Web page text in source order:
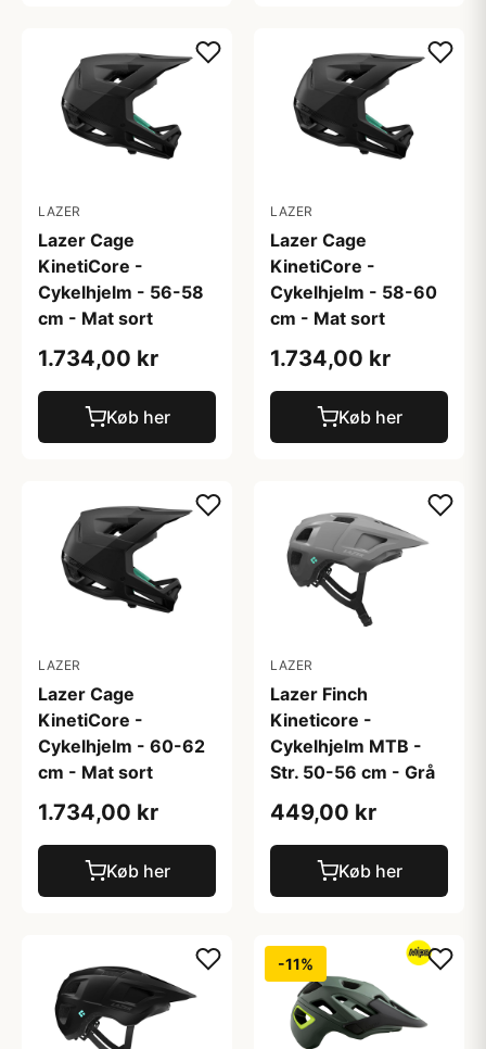
LAZER
Lazer Cage
KinetiCore -
Cykelhjelm - 56-58
cm - Mat sort
1.734,00 kr
Køb her
LAZER
Lazer Cage
KinetiCore -
Cykelhjelm - 58-60
cm - Mat sort
1.734,00 kr
Køb her
LAZER
Lazer Cage
KinetiCore -
Cykelhjelm - 60-62
cm - Mat sort
1.734,00 kr
Køb her
LAZER
Lazer Finch
Kineticore -
Cykelhjelm MTB -
Str. 50-56 cm - Grå
449,00 kr
Køb her
-11%